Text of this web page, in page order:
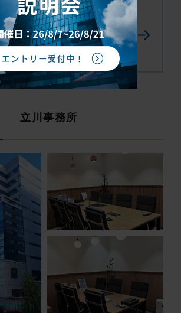
の”スタッフ紹介”はこち
ら ››
立川事務所